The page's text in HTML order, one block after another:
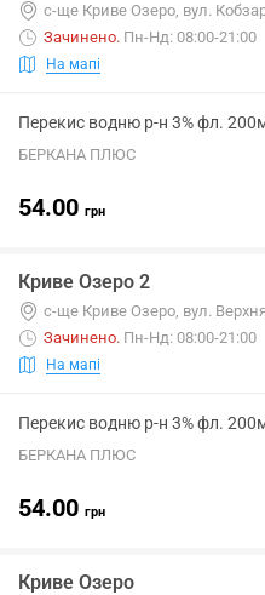
с-ще Криве Озеро, вул.
Зачинено. Пн-Нд: 08:00-21:00
На мапі
Перекис водню р-н 3% фл.
БЕРКАНА ПЛЮС
54.00 грн
Криве Озеро 2
с-ще Криве Озеро, вул.
Зачинено. Пн-Нд: 08:00-21:00
На мапі
Перекис водню р-н 3% фл.
БЕРКАНА ПЛЮС
54.00 грн
Криве Озеро